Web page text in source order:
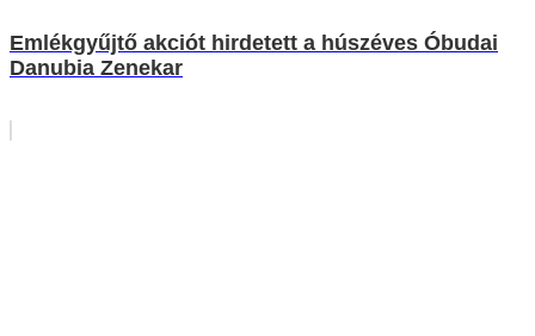
Emlékgyűjtő akciót hirdetett a húszéves Óbudai
Danubia Zenekar